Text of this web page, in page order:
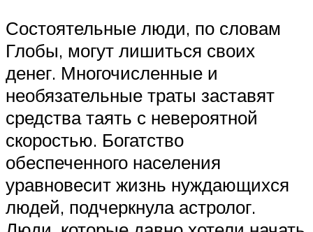
Состоятельные люди, по словам
Глобы, могут лишиться своих
денег. Многочисленные и
необязательные траты заставят
средства таять с невероятной
скоростью. Богатство
обеспеченного населения
уравновесит жизнь нуждающихся
людей, подчеркнула астролог.